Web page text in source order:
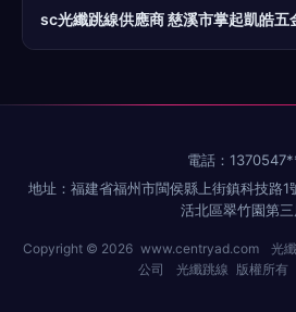
sc光纖跳線供應商 慈溪市掌起凱皓五
電話：
地址：福建省福州市閩侯縣上街鎮科技路1
活北區翠竹園第
Copyright © 2026 www.centryad.com 光
公司
光纖跳線 版權所有